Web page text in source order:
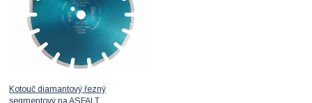
Kotouč diamantový řezný
segmentový na ASFALT,